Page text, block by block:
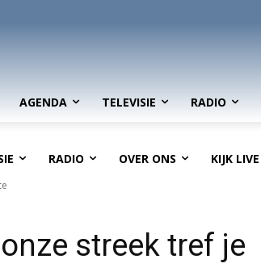
AGENDA TELEVISIE RADIO
RADIO OVER ONS KIJK LIVE
streek tref je